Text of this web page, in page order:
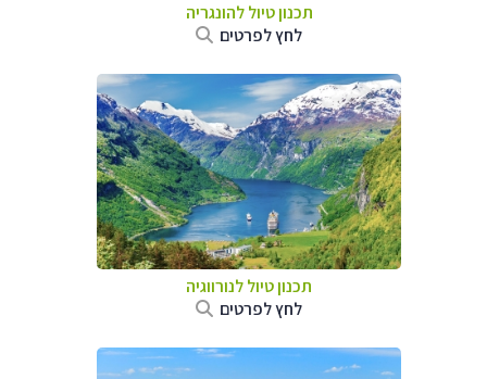
תכנון טיול להונגריה
לחץ לפרטים
תכנון טיול לנורווגיה
לחץ לפרטים